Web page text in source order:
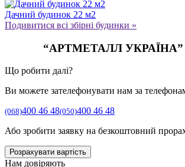
Дачний будинок 22 м2
Подивитися всі збірні будинки »
“АРТМЕТАЛЛ УКРАЇНА” –
Що робити далі?
Ви можете зателефонувати нам за
(068)400 46 48(050)400 46 48
Або зробити заявку на безкоштовний
Розрахувати вартість
Нам довіряють